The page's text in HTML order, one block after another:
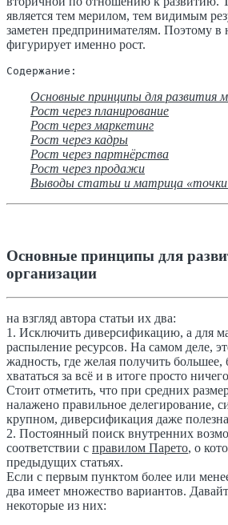
является тем мерилом, тем видимым
заметен предпринимателям. Поэтому в
фигурирует именно рост.
Содержание:
Основные принципы для развития
Рост через планирование
Рост через маркетинг
Рост через кадры
Рост через партнёрства
Рост через продажи
Выводы статьи и матрица
Основные принципы для
организации
на взгляд автора статьи их два:
1. Исключить диверсификацию, а для
распыление ресурсов. На самом деле,
жадность, где желая получить большее,
хвататься за всё и в итоге просто
Стоит отметить, что при средних
налажено правильное делегирование,
крупном, диверсификация даже
2. Постоянный поиск внутренних
соответствии с правилом Парето, о
предыдущих статьях.
Если с первым пунктом более или
два имеет множество вариантов.
некоторые из них: